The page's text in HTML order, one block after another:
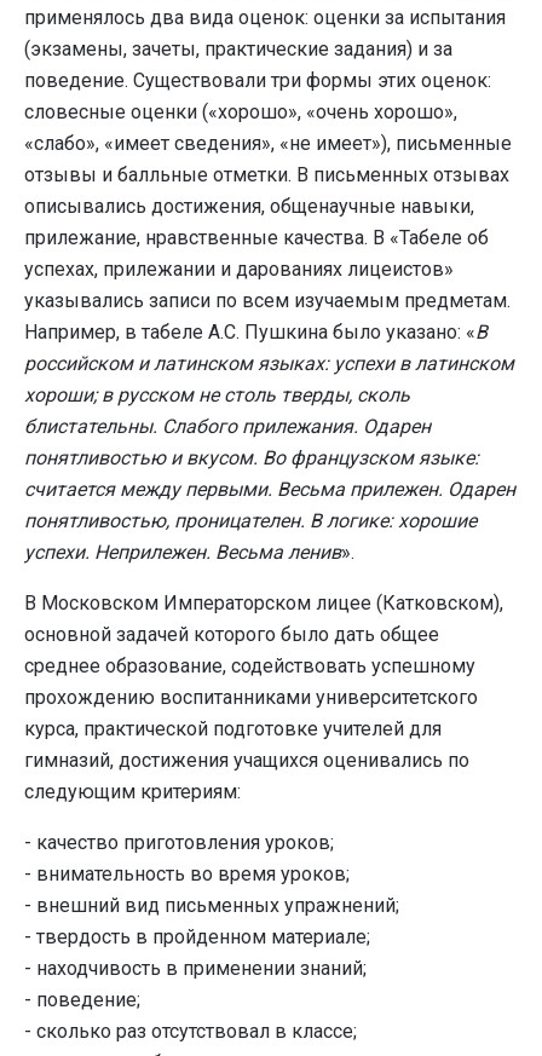
применялось два вида оценок: оценки за испытания
(экзамены, зачеты, практические задания) и за
поведение. Существовали три формы этих оценок:
словесные оценки («хорошо», «очень хорошо»,
«слабо», «имеет сведения», «не имеет»), письменные
отзывы и балльные отметки. В письменных отзывах
описывались достижения, общенаучные навыки,
прилежание, нравственные качества. В «Табеле об
успехах, прилежании и дарованиях лицеистов»
указывались записи по всем изучаемым предметам.
Например, в табеле А.С. Пушкина было указано: «В
российском и латинском языках: успехи в латинском
хороши; в русском не столь тверды, сколь
блистательны. Слабого прилежания. Одарен
понятливостью и вкусом. Во французском языке:
считается между первыми. Весьма прилежен. Одарен
понятливостью, проницателен. В логике: хорошие
успехи. Неприлежен. Весьма ленив».
В Московском Императорском лицее (Катковском),
основной задачей которого было дать общее
среднее образование, содействовать успешному
прохождению воспитанниками университетского
курса, практической подготовке учителей для
гимназий, достижения учащихся оценивались по
следующим критериям:
- качество приготовления уроков;
- внимательность во время уроков;
- внешний вид письменных упражнений;
- твердость в пройденном материале;
- находчивость в применении знаний;
- поведение;
- сколько раз отсутствовал в классе;